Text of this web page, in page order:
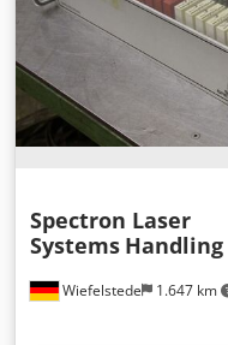
Wiefelstede 1.647 km
Spectron Laser
Systems